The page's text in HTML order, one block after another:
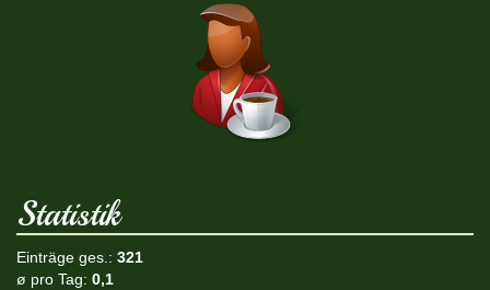
Statistik
Einträge ges.: 321
ø pro Tag: 0,1